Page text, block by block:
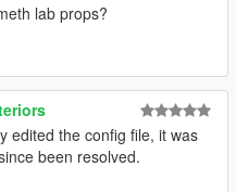
lab props?
edited the config file, it was
been resolved.